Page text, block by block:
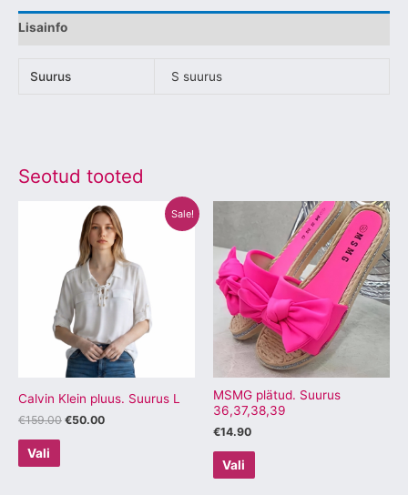
Lisainfo
Suurus S suurus
Seotud tooted
Sale!
Calvin Klein pluus. Suurus L
€159.00
Algne
hind
oli:
€159.00.
€50.00
Praegune
hind
on:
€50.00.
Vali
Sellel
tootel
mitu
varianti.
Valikuid
saab
teha
tootelehel.
MSMG plätud. Suurus
36,37,38,39
€14.90
Vali
on
mitu
varianti.
Valikuid
saab
teha
tootelehel.